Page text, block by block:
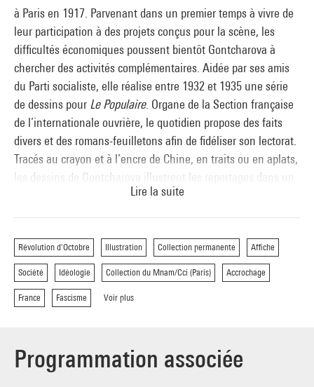
production architecturale et sociale exigeante.
à Paris en 1917. Parvenant dans un premier temps à vivre de
leur participation à des projets conçus pour la scène, les
difficultés économiques poussent bientôt Gontcharova à
chercher des activités complémentaires. Aidée par ses amis
du Parti socialiste, elle réalise entre 1932 et 1935 une série
de dessins pour Le Populaire. Organe de la Section française
de l’internationale ouvrière, le quotidien propose des faits
divers et des romans-feuilletons afin de fidéliser son lectorat.
Tracés au crayon et à l’encre de Chine, en traits ou en aplats,
les dessins de Gontcharova illustrent les reportages dans un
style parfois proche du misérabilisme. Les dix-sept dessins
fournis pour accompagner le témoignage d’Albert Soulillou
manifesté par l’artiste pour les problématiques sociales
contemporaines.
Lire la suite
Révolution d'Octobre Illustration Collection permanente Affiche
Société Idéologie Collection du Mnam/Cci (Paris) Accrochage
France Fascisme Voir plus
Programmation associée